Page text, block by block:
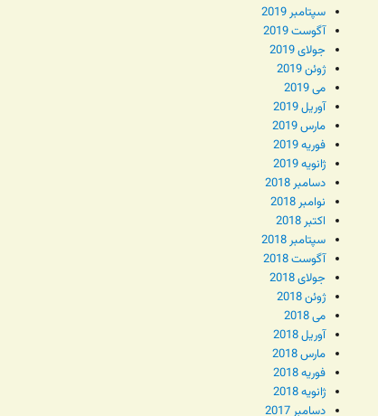
سپتامبر 2019
آگوست 2019
جولای 2019
ژوئن 2019
می 2019
آوریل 2019
مارس 2019
فوریه 2019
ژانویه 2019
دسامبر 2018
نوامبر 2018
اکتبر 2018
سپتامبر 2018
آگوست 2018
جولای 2018
ژوئن 2018
می 2018
آوریل 2018
مارس 2018
فوریه 2018
ژانویه 2018
دسامبر 2017